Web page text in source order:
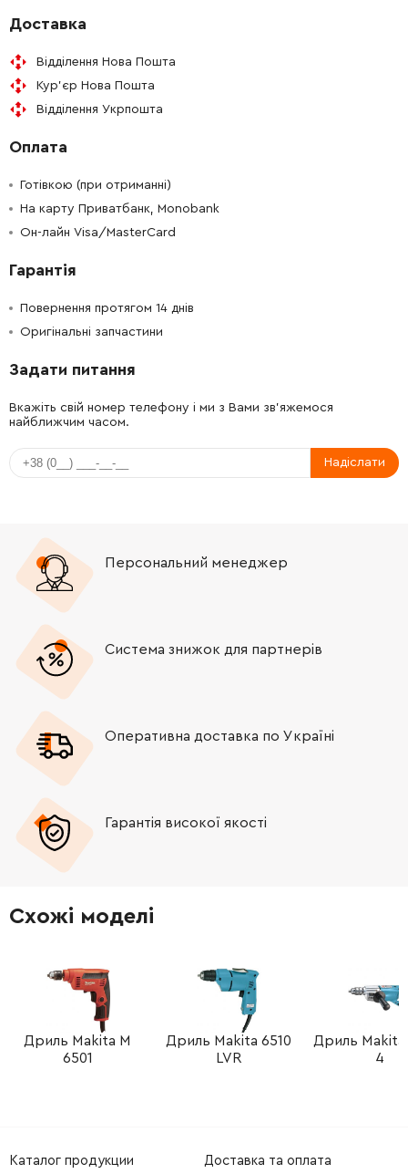
1614431025 72.58 Грн
2604448228 61.16 Грн
1613001009
1607000385 436.12 Грн
- +
Доставка
Відділення Нова Пошта
Кур'єр Нова Пошта
Відділення Укрпошта
Оплата
Готівкою (при отриманні)
На карту Приватбанк, Monobank
Он-лайн Visa/MasterCard
Гарантія
Повернення протягом 14 днів
Оригінальні запчастини
Задати питання
Вкажіть свій номер телефону і ми з Вами зв'яжемося
найближчим часом.
Надіслати
Персональний менеджер
Система знижок для партнерів
Оперативна доставка по Україні
Гарантія високої якості
Схожі моделі
Дриль Makita M
6501
Дриль Makita 6510
LVR
Дриль Makita
4
Каталог продукции Доставка та оплата